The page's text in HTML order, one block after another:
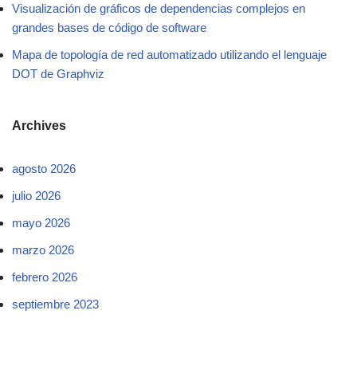
Visualización de gráficos de dependencias complejos en
grandes bases de código de software
Mapa de topología de red automatizado utilizando el lenguaje
DOT de Graphviz
Archives
agosto 2026
julio 2026
mayo 2026
marzo 2026
febrero 2026
septiembre 2023